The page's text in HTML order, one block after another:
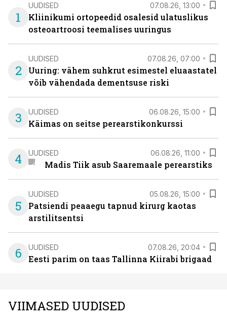
1
UUDISED 07.08.26, 13:00
Kliinikumi ortopeedid osalesid ulatuslikus
osteoartroosi teemalises uuringus
2
UUDISED 07.08.26, 07:00
Uuring: vähem suhkrut esimestel eluaastatel
võib vähendada dementsuse riski
3 UUDISED 06.08.26, 15:00
Käimas on seitse perearstikonkurssi
4 UUDISED 06.08.26, 11:00
Madis Tiik asub Saaremaale perearstiks
5
UUDISED 05.08.26, 15:00
Patsiendi peaaegu tapnud kirurg kaotas
arstilitsentsi
6 UUDISED 07.08.26, 20:04
Eesti parim on taas Tallinna Kiirabi brigaad
VIIMASED UUDISED